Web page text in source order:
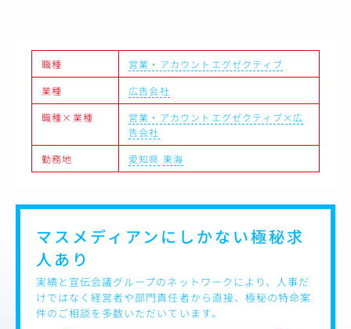
＜制作媒体事例＞
テレビ番組企画、テレビCM、ラジオCM、新聞広告、雑誌
広告、Webプロモーション、イベント企画、OOH、カタロ
グ・パンフレット制作、各種制作物
職種
営業・アカウントエグゼクティブ
業種
広告会社
職種×業種
営業・アカウントエグゼクティブ×広
告会社
勤務地
愛知県 東海
マスメディアンにしかない極秘求
人あり
実績と宣伝会議グループのネットワークにより、人事だ
けではなく経営者や部門責任者から直接、極秘の特命案
件のご相談を多数いただいています。